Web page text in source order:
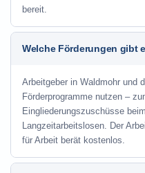
bereit.
Welche Förderungen gibt
Arbeitgeber in Waldmohr und
Förderprogramme nutzen –
Eingliederungszuschüsse
Langzeitarbeitslosen. Der
für Arbeit berät kostenlos.